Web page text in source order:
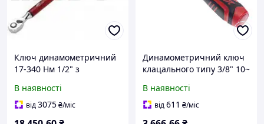
Ключ динамометричний
17-340 Нм 1/2" з
функцією кутомера 1473
JTC
В наявності
від3075₴/міс
Динамометричний ключ
клацального типу 3/8" 10~
В наявності
від611 ₴/міс